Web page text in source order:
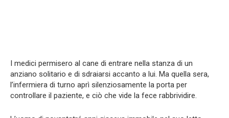
I medici permisero al cane di entrare nella stanza di un
anziano solitario e di sdraiarsi accanto a lui. Ma quella sera,
l’infermiera di turno aprì silenziosamente la porta per
controllare il paziente, e ciò che vide la fece rabbrividire.